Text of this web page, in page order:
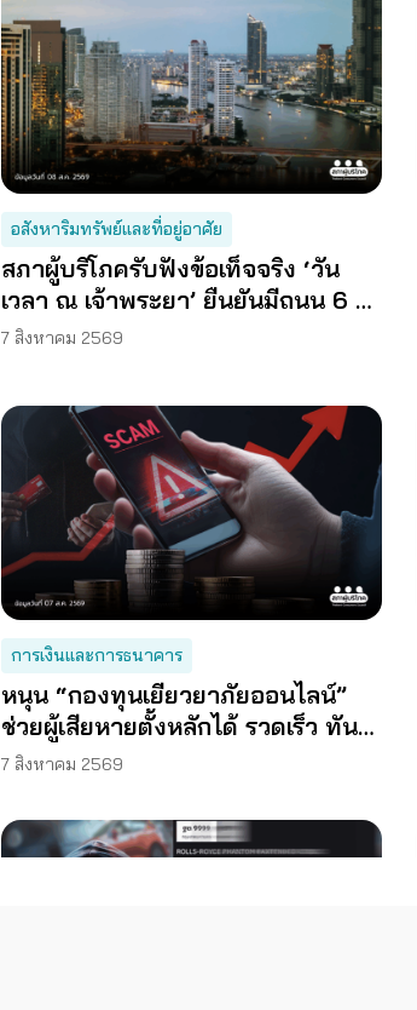
อสังหาริมทรัพย์และที่อยู่อาศัย
สภาผู้บริโภครับฟังข้อเท็จจริง ‘วัน
เวลา ณ เจ้าพระยา’ ยืนยันมีถนน 6 ม.
รอบอาคาร
7 สิงหาคม 2569
การเงินและการธนาคาร
หนุน “กองทุนเยียวยาภัยออนไลน์”
ช่วยผู้เสียหายตั้งหลักได้ รวดเร็ว ทัน
ท่วงที
7 สิงหาคม 2569